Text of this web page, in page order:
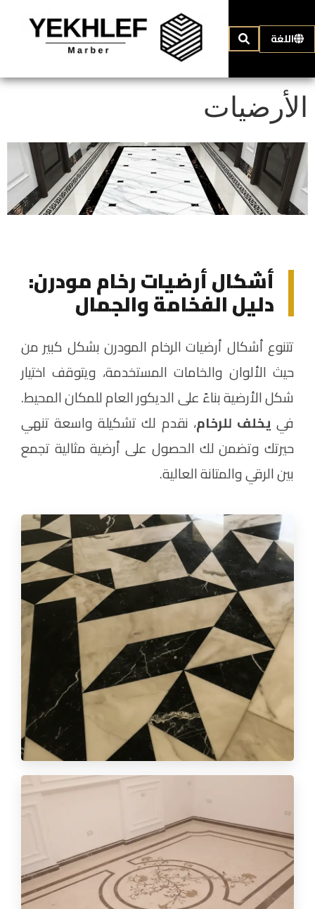
اللغة
الأرضيات
أشكال أرضيات رخام مودرن:
دليل الفخامة والجمال
تتنوع أشكال أرضيات الرخام المودرن بشكل كبير من
حيث الألوان والخامات المستخدمة، ويتوقف اختيار
شكل الأرضية بناءً على الديكور العام للمكان المحيط.
في يخلف للرخام، نقدم لك تشكيلة واسعة تنهي
حيرتك وتضمن لك الحصول على أرضية مثالية تجمع
بين الرقي والمتانة العالية.